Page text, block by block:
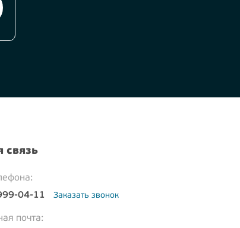
связь
04-11
Заказать звонок
почта: